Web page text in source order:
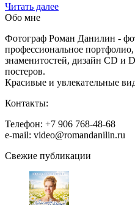
Читать далее
Обо мне
Фотограф Роман Данилин -
профессиональное
знаменитостей, дизайн CD и
постеров.
Красивые и увлекательные
Контакты:
Телефон: +7 906 768-48-68
e-mail: video@romandanilin.ru
Свежие публикации